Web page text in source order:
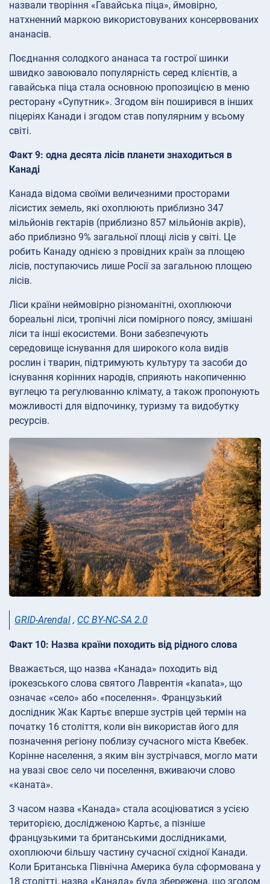
назвали творіння «Гавайська піца», ймовірно,
натхненний маркою використовуваних консервованих
ананасів.
Поєднання солодкого ананаса та гострої шинки
швидко завоювало популярність серед клієнтів, а
гавайська піца стала основною пропозицією в меню
ресторану «Супутник». Згодом він поширився в інших
піцеріях Канади і згодом став популярним у всьому
світі.
Факт 9: одна десята лісів планети знаходиться в
Канаді
Канада відома своїми величезними просторами
лісистих земель, які охоплюють приблизно 347
мільйонів гектарів (приблизно 857 мільйонів акрів),
або приблизно 9% загальної площі лісів у світі. Це
робить Канаду однією з провідних країн за площею
лісів, поступаючись лише Росії за загальною площею
лісів.
Ліси країни неймовірно різноманітні, охоплюючи
бореальні ліси, тропічні ліси помірного поясу, змішані
ліси та інші екосистеми. Вони забезпечують
середовище існування для широкого кола видів
рослин і тварин, підтримують культуру та засоби до
існування корінних народів, сприяють накопиченню
вуглецю та регулюванню клімату, а також пропонують
можливості для відпочинку, туризму та видобутку
ресурсів.
GRID-Arendal , CC BY-NC-SA 2.0
Факт 10: Назва країни походить від рідного слова
Вважається, що назва «Канада» походить від
ірокезського слова святого Лаврентія «kanata», що
означає «село» або «поселення». Французький
дослідник Жак Картьє вперше зустрів цей термін на
початку 16 століття, коли він використав його для
позначення регіону поблизу сучасного міста Квебек.
Корінне населення, з яким він зустрічався, могло мати
на увазі своє село чи поселення, вживаючи слово
«каната».
З часом назва «Канада» стала асоціюватися з усією
територією, дослідженою Картьє, а пізніше
французькими та британськими дослідниками,
охоплюючи більшу частину сучасної східної Канади.
Коли Британська Північна Америка була сформована у
18 столітті, назва «Канада» була збережена, що згодом